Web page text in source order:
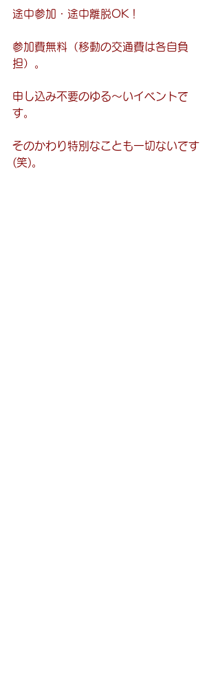
途中参加・途中離脱OK！
参加費無料（移動の交通費は各自負
担）。
申し込み不要のゆる～いイベントで
す。
そのかわり特別なことも一切ないです
(笑)。